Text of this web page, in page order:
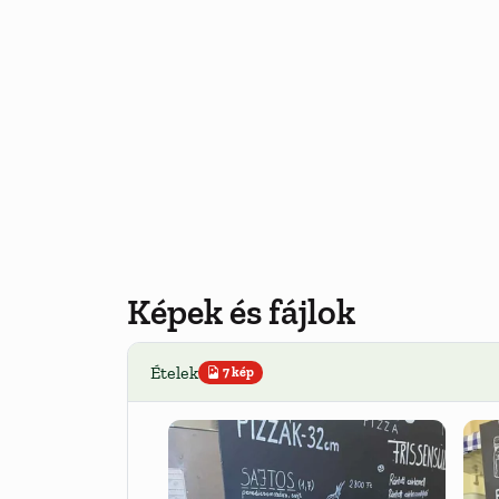
Képek és fájlok
Ételek 7 kép